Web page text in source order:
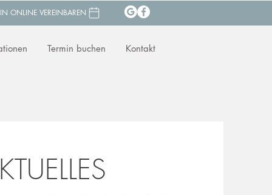
ONLINE VEREINBAREN
Termin buchen Kontakt